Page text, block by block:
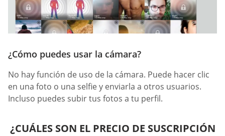
¿Cómo puedes usar la cámara?
No hay función de uso de la cámara. Puede hacer clic
en una foto o una selfie y enviarla a otros usuarios.
Incluso puedes subir tus fotos a tu perfil.
¿CUÁLES SON EL PRECIO DE SUSCRIPCIÓN